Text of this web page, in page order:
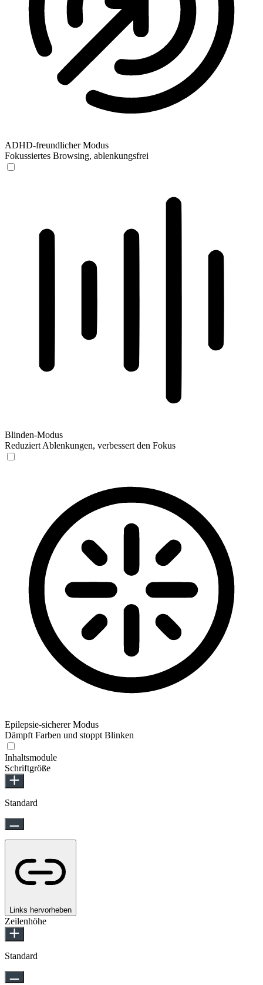
ADHD-freundlicher Modus
Fokussiertes Browsing, ablenkungsfrei
Blinden-Modus
Reduziert Ablenkungen, verbessert den Fokus
Epilepsie-sicherer Modus
Dämpft Farben und stoppt Blinken
Inhaltsmodule
Schriftgröße
Standard
Links hervorheben
Zeilenhöhe
Standard